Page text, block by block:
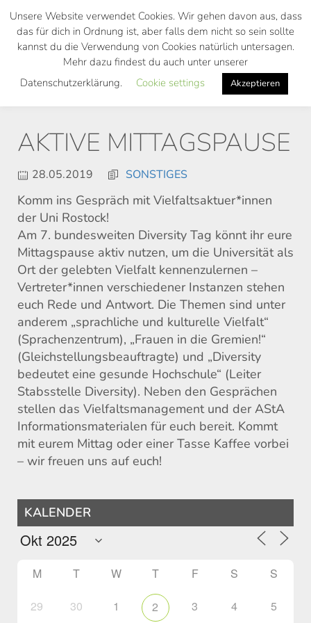
Skip
main
AKTIVE MITTAGSPAUSE
28.05.2019 SONSTIGES
Komm ins Gespräch mit Vielfaltsaktuer*innen
der Uni Rostock!
Am 7. bundesweiten Diversity Tag könnt ihr eure
Mittagspause aktiv nutzen, um die Universität als
Ort der gelebten Vielfalt kennenzulernen –
Vertreter*innen verschiedener Instanzen stehen
euch Rede und Antwort. Die Themen sind unter
anderem „sprachliche und kulturelle Vielfalt“
(Sprachenzentrum), „Frauen in die Gremien!“
(Gleichstellungsbeauftragte) und „Diversity
bedeutet eine gesunde Hochschule“ (Leiter
Stabsstelle Diversity). Neben den Gesprächen
stellen das Vielfaltsmanagement und der AStA
Informationsmaterialen für euch bereit. Kommt
mit eurem Mittag oder einer Tasse Kaffee vorbei
– wir freuen uns auf euch!
KALENDER
M T W T F S S
29 30 1 2 3 4 5
Unsere Website verwendet Cookies. Wir gehen davon aus, dass
das für dich in Ordnung ist, aber falls dem nicht so sein sollte
kannst du die Verwendung von Cookies natürlich untersagen.
Mehr dazu findest du auch unter unserer
Datenschutzerklärung.
Cookie settings Akzeptieren